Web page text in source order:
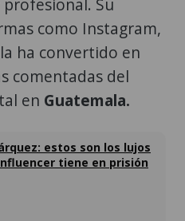
como Instagram,
ha convertido en
comentadas del
en Guatemala.
estos son los lujos
tiene en prisión